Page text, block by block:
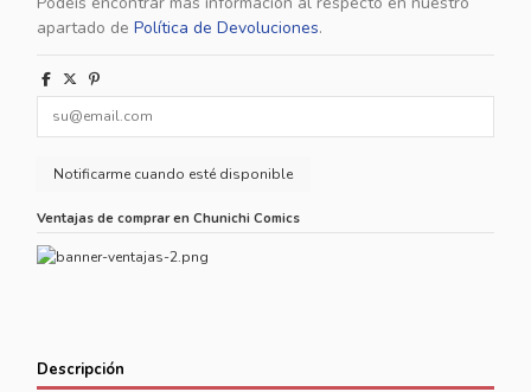
apartado de Política de Devoluciones.
Ventajas de comprar en Chunichi Comics
Descripción